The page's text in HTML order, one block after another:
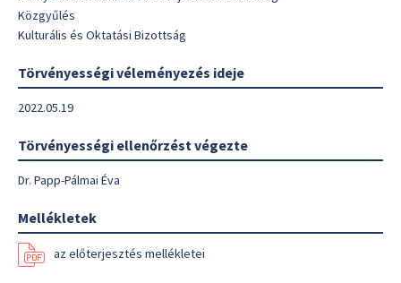
Közgyűlés
Kulturális és Oktatási Bizottság
Törvényességi véleményezés ideje
2022.05.19
Törvényességi ellenőrzést végezte
Dr. Papp-Pálmai Éva
Mellékletek
az előterjesztés mellékletei